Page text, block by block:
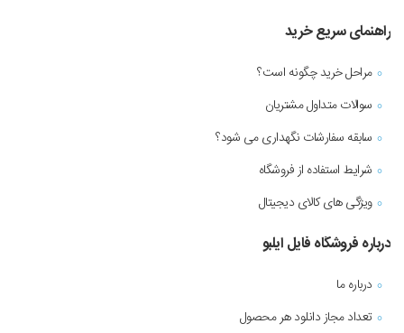
راهنمای سریع خرید
مراحل خرید چگونه است؟
سوالات متداول مشتریان
سابقه سفارشات نگهداری می شود؟
شرایط استفاده از فروشگاه
ویژگی های کالای دیجیتال
درباره فروشگاه فایل ایلبو
درباره ما
تعداد مجاز دانلود هر محصول